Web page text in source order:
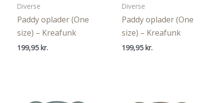
Diverse
Paddy oplader (One
size) – Kreafunk
199,95 kr.
Diverse
Paddy oplader (One
size) – Kreafunk
199,95 kr.